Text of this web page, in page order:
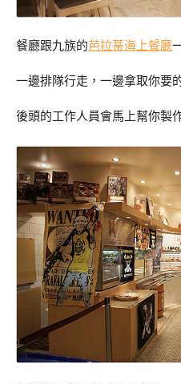
餐廳跟九族的芭拉蒂海上餐廳
一邊排隊行走，一邊拿取你要
後頭的工作人員會馬上幫你製